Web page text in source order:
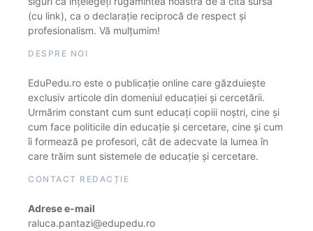
(cu link), ca o declarație reciprocă de respect și
profesionalism. Vă mulțumim!
DESPRE NOI
EduPedu.ro este o publicație online care găzduiește
exclusiv articole din domeniul educației și cercetării.
Urmărim constant cum sunt educați copiii noștri, cine și
cum face politicile din educație și cercetare, cine și cum
îi formează pe profesori, cât de adecvate la lumea în
care trăim sunt sistemele de educație și cercetare.
CONTACT REDACȚIE
Adrese e-mail
raluca.pantazi@edupedu.ro